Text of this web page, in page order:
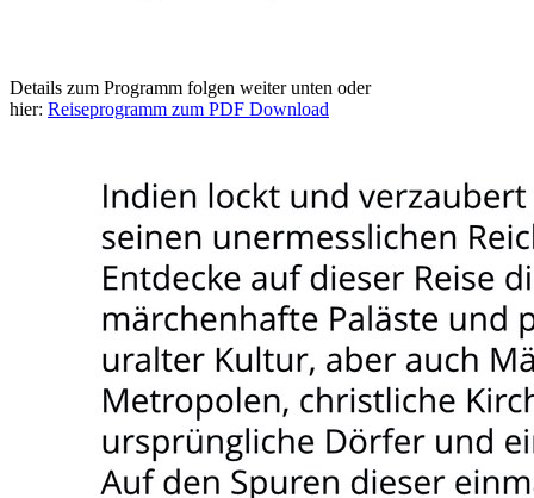
Details zum Programm folgen weiter unten oder
hier: Reiseprogramm zum PDF Download